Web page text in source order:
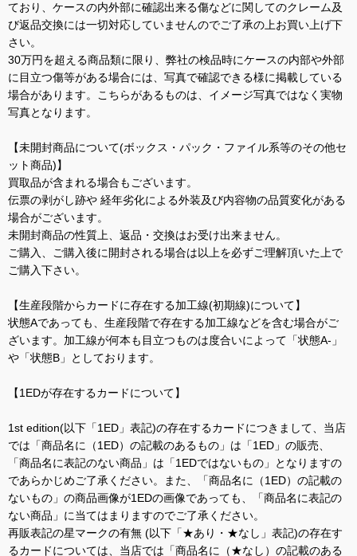
ており、ケースの内外部に確認出来る傷などに関してのクレーム及
び返品交換には一切対応していませんのでご了承の上お買い上げ下
さい。
30万円を超える商品類に限り、弊社の検品時にケースの内部や外部
に目立つ傷等がある場合には、写真で確認できる様に掲載している
場合があります。こちらがあるものは、イメージ写真ではなく実物
写真となります。
【未開封商品について(ボックス・パック・ファイル系等のその他セ
ット商品)】
買取品が含まれる場合もございます。
伝票の剥がし跡や 経年劣化による外装及び内容物の品質変化がある
場合がございます。
未開封商品の性質上、返品・交換はお受け出来ません。
ご購入、ご購入後に開封される場合は以上を必ずご理解頂いた上で
ご購入下さい。
【生産段階からカードに存在する加工線(初期線)について】
状態Aであっても、生産段階で存在する加工線などを含む場合がご
ざいます。加工線が何本も目立つものは度合いによって「状態A-」
や「状態B」としております。
【1EDが存在するカードについて】
1st edition(以下「1ED」表記)の存在するカードにつきまして、当店
では「商品名に（1ED）の記載のあるもの」は「1ED」の販売、
「商品名に表記のない商品」は「1EDではないもの」となりますの
であらかじめご了承ください。また、「商品名に（1ED）の記載の
ないもの」の商品画像が1EDの画像であっても、「商品名に表記の
ない商品」に当てはまりますのでご了承ください。
再販表記の星マークの有無 (以下「★あり・★なし」表記)の存在す
るカードについては、当店では「商品名に（★なし）の記載のある